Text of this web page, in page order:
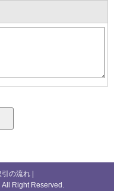
引の流れ
Right Reserved.